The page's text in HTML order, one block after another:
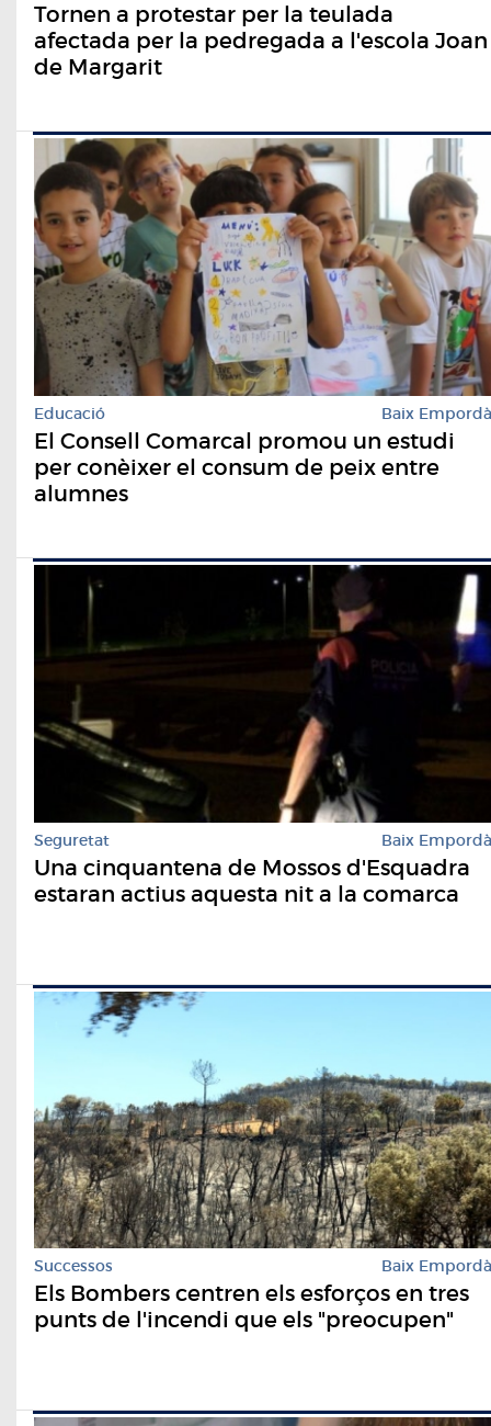
Tornen a protestar per la teulada
afectada per la pedregada a l'escola Joan
de Margarit
Educació Baix Empordà
El Consell Comarcal promou un estudi
per conèixer el consum de peix entre
alumnes
Seguretat Baix Empordà
Una cinquantena de Mossos d'Esquadra
estaran actius aquesta nit a la comarca
Successos Baix Empordà
Els Bombers centren els esforços en tres
punts de l'incendi que els "preocupen"